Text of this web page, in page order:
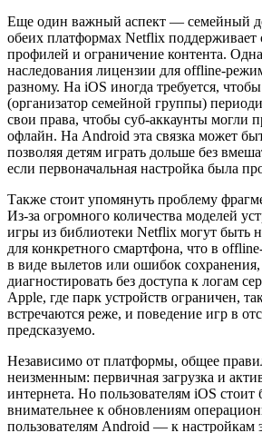
Еще один важный аспект — семейный
обеих платформах Netflix поддерживает
профилей и ограничение контента.
наследования лицензии для offline-
разному. На iOS иногда требуется,
(организатор семейной группы)
свои права, чтобы суб-аккаунты могли
офлайн. На Android эта связка может
позволяя детям играть дольше без
если первоначальная настройка была
Также стоит упомянуть проблему
Из-за огромного количества моделей
игры из библиотеки Netflix могут быть
для конкретного смартфона, что в
в виде вылетов или ошибок
диагностировать без доступа к логам
Apple, где парк устройств ограничен,
встречаются реже, и поведение игр в
предсказуемо.
Независимо от платформы, общее
неизменным: первичная загрузка и
интернета. Но пользователям iOS стоит
внимательнее к обновлениям
пользователям Android — к настройкам